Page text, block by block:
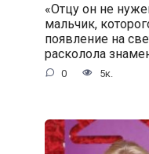
«Отцу он не
мальчик,
появление на
расколола
0 5к.